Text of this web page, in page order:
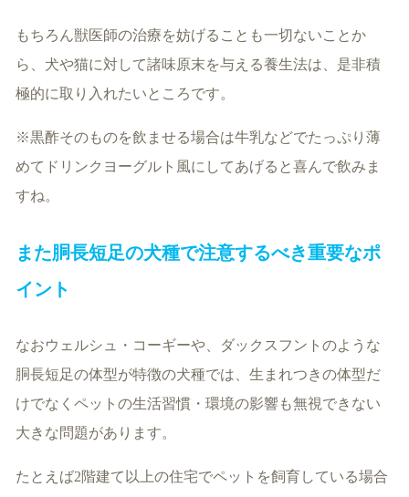
もちろん獣医師の治療を妨げることも一切ないことか
ら、犬や猫に対して諸味原末を与える養生法は、是非積
極的に取り入れたいところです。
※黒酢そのものを飲ませる場合は牛乳などでたっぷり薄
めてドリンクヨーグルト風にしてあげると喜んで飲みま
すね。
また胴長短足の犬種で注意するべき重要なポ
イント
なおウェルシュ・コーギーや、ダックスフントのような
胴長短足の体型が特徴の犬種では、生まれつきの体型だ
けでなくペットの生活習慣・環境の影響も無視できない
大きな問題があります。
たとえば2階建て以上の住宅でペットを飼育している場合